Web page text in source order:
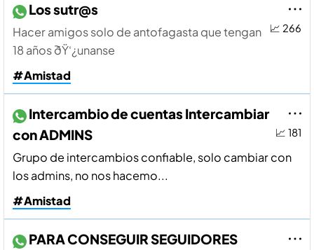
📈 266
Los sutr@s
Hacer amigos solo de antofagasta que tengan
18 años ðŸ‘¿unanse
#Amistad
📈 181
Intercambio de cuentas Intercambiar
con ADMINS
Grupo de intercambios confiable, solo cambiar con
los admins, no nos hacemo...
#Amistad
PARA CONSEGUIR SEGUIDORES